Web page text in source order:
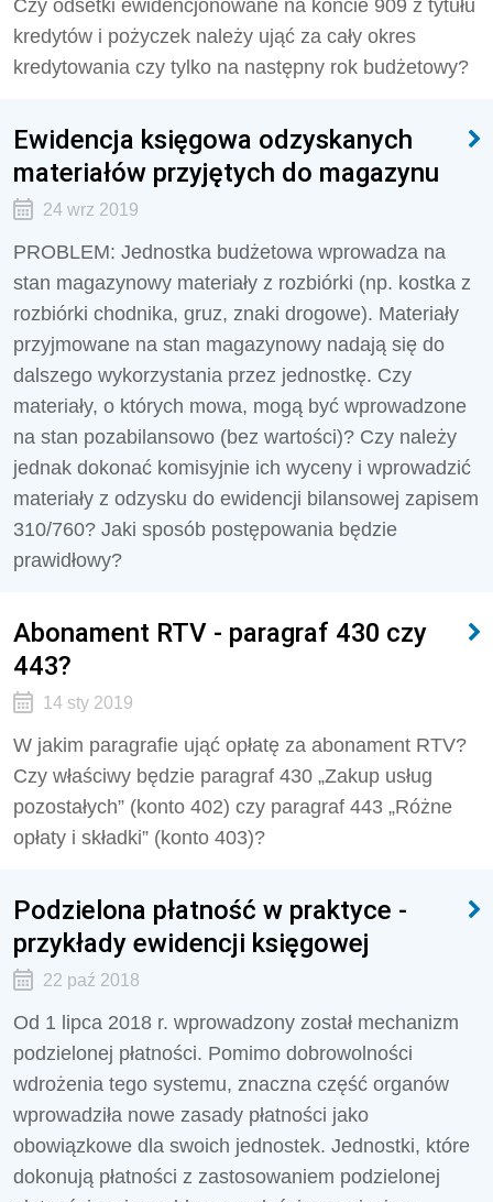
Czy odsetki ewidencjonowane na koncie 909 z tytułu
kredytów i pożyczek należy ująć za cały okres
kredytowania czy tylko na następny rok budżetowy?
Ewidencja księgowa odzyskanych
materiałów przyjętych do magazynu
24 wrz 2019
PROBLEM: Jednostka budżetowa wprowadza na
stan magazynowy materiały z rozbiórki (np. kostka z
rozbiórki chodnika, gruz, znaki drogowe). Materiały
przyjmowane na stan magazynowy nadają się do
dalszego wykorzystania przez jednostkę. Czy
materiały, o których mowa, mogą być wprowadzone
na stan pozabilansowo (bez wartości)? Czy należy
jednak dokonać komisyjnie ich wyceny i wprowadzić
materiały z odzysku do ewidencji bilansowej zapisem
310/760? Jaki sposób postępowania będzie
prawidłowy?
Abonament RTV - paragraf 430 czy
443?
14 sty 2019
W jakim paragrafie ująć opłatę za abonament RTV?
Czy właściwy będzie paragraf 430 „Zakup usług
pozostałych” (konto 402) czy paragraf 443 „Różne
opłaty i składki” (konto 403)?
Podzielona płatność w praktyce -
przykłady ewidencji księgowej
22 paź 2018
Od 1 lipca 2018 r. wprowadzony został mechanizm
podzielonej płatności. Pomimo dobrowolności
wdrożenia tego systemu, znaczna część organów
wprowadziła nowe zasady płatności jako
obowiązkowe dla swoich jednostek. Jednostki, które
dokonują płatności z zastosowaniem podzielonej